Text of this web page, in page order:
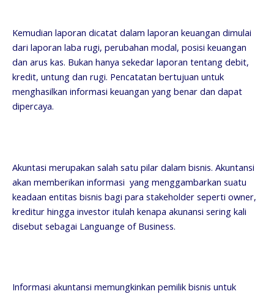
Kemudian laporan dicatat dalam laporan keuangan dimulai
dari laporan laba rugi, perubahan modal, posisi keuangan
dan arus kas. Bukan hanya sekedar laporan tentang debit,
kredit, untung dan rugi. Pencatatan bertujuan untuk
menghasilkan informasi keuangan yang benar dan dapat
dipercaya.
Akuntasi merupakan salah satu pilar dalam bisnis. Akuntansi
akan memberikan informasi yang menggambarkan suatu
keadaan entitas bisnis bagi para stakeholder seperti owner,
kreditur hingga investor itulah kenapa akunansi sering kali
disebut sebagai Languange of Business.
Informasi akuntansi memungkinkan pemilik bisnis untuk